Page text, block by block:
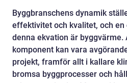
Byggbranschens dynamik
effektivitet och kvalitet, och
denna ekvation är byggvärme.
komponent kan vara
projekt, framför allt i kallare
bromsa byggprocesser och